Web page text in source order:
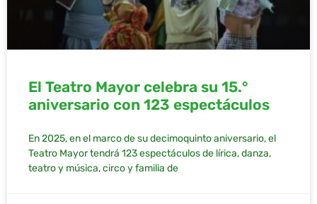
El Teatro Mayor celebra su 15.°
aniversario con 123 espectáculos
En 2025, en el marco de su decimoquinto aniversario, el
Teatro Mayor tendrá 123 espectáculos de lírica, danza,
teatro y música, circo y familia de